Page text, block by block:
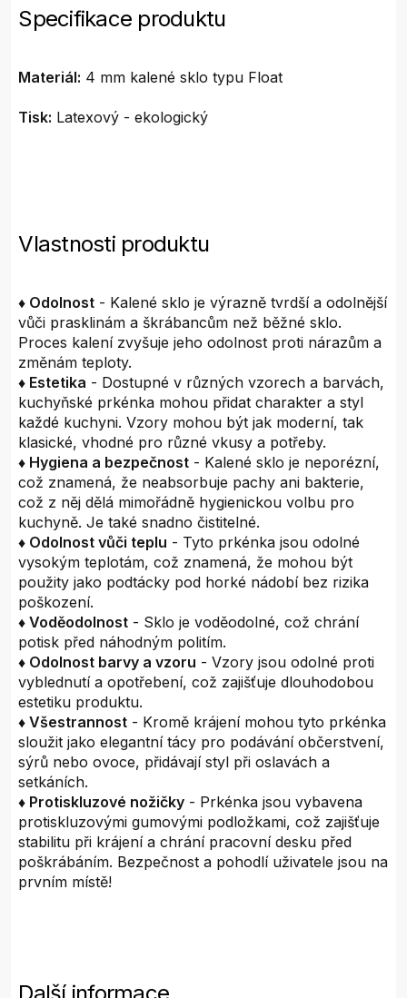
Specifikace produktu
Materiál: 4 mm kalené sklo typu Float
Tisk: Latexový - ekologický
Vlastnosti produktu
♦ Odolnost - Kalené sklo je výrazně tvrdší a odolnější
vůči prasklinám a škrábancům než běžné sklo.
Proces kalení zvyšuje jeho odolnost proti nárazům a
změnám teploty.
♦ Estetika - Dostupné v různých vzorech a barvách,
kuchyňské prkénka mohou přidat charakter a styl
každé kuchyni. Vzory mohou být jak moderní, tak
klasické, vhodné pro různé vkusy a potřeby.
♦ Hygiena a bezpečnost - Kalené sklo je neporézní,
což znamená, že neabsorbuje pachy ani bakterie,
což z něj dělá mimořádně hygienickou volbu pro
kuchyně. Je také snadno čistitelné.
♦ Odolnost vůči teplu - Tyto prkénka jsou odolné
vysokým teplotám, což znamená, že mohou být
použity jako podtácky pod horké nádobí bez rizika
poškození.
♦ Voděodolnost - Sklo je voděodolné, což chrání
potisk před náhodným politím.
♦ Odolnost barvy a vzoru - Vzory jsou odolné proti
vyblednutí a opotřebení, což zajišťuje dlouhodobou
estetiku produktu.
♦ Všestrannost - Kromě krájení mohou tyto prkénka
sloužit jako elegantní tácy pro podávání občerstvení,
sýrů nebo ovoce, přidávají styl při oslavách a
setkáních.
♦ Protiskluzové nožičky - Prkénka jsou vybavena
protiskluzovými gumovými podložkami, což zajišťuje
stabilitu při krájení a chrání pracovní desku před
poškrábáním. Bezpečnost a pohodlí uživatele jsou na
prvním místě!